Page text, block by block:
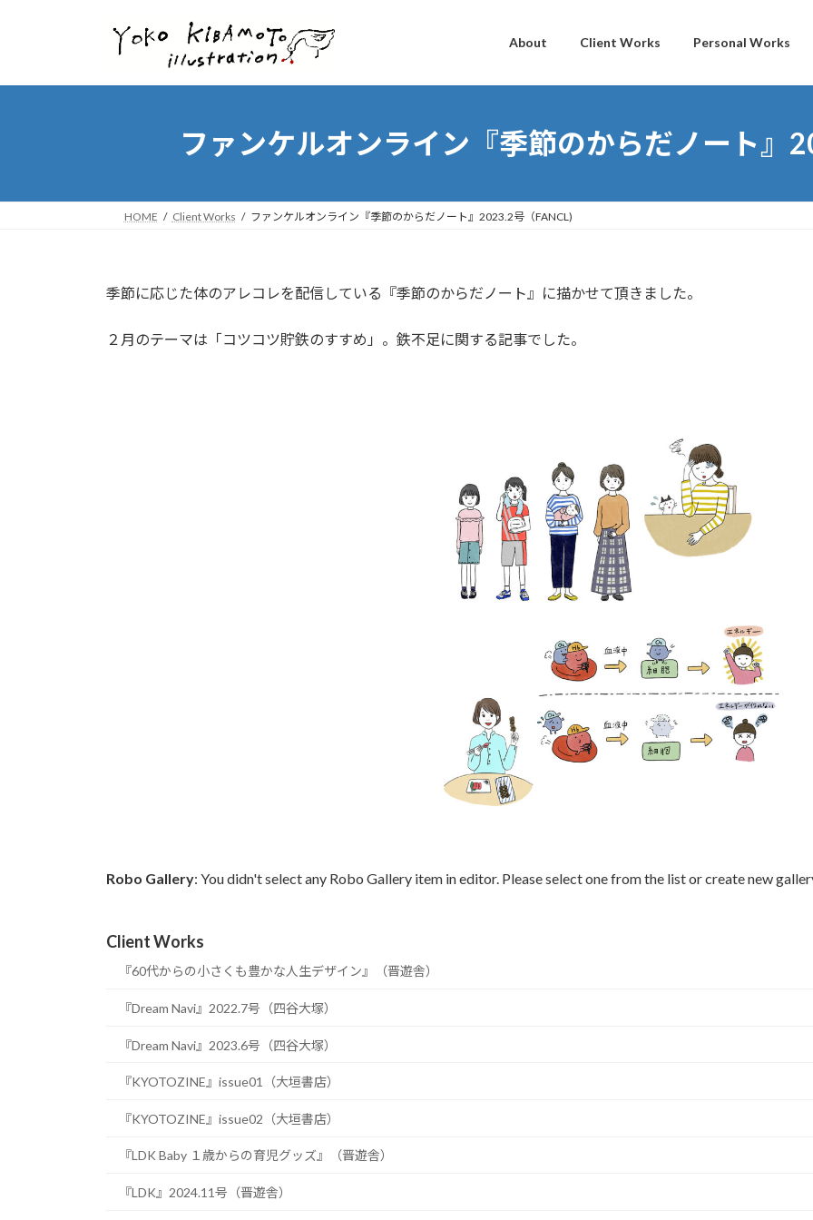
プ
動
About Client Works Personal Works
ファンケルオンライン『季節のからだノート』
HOME Client Works ファンケルオンライン『季節のからだノート』2023.2号（FANCL)
季節に応じた体のアレコレを配信している『季節のからだノート』に描かせて頂きました。
２月のテーマは「コツコツ貯鉄のすすめ」。鉄不足に関する記事でした。
Robo Gallery: You didn't select any Robo Gallery item in editor. Please select one from the list or create new
Client Works
『60代からの小さくも豊かな人生デザイン』（晋遊舎）
『Dream Navi』2022.7号（四谷大塚）
『Dream Navi』2023.6号（四谷大塚）
『KYOTOZINE』issue01（大垣書店）
『KYOTOZINE』issue02（大垣書店）
『LDK Baby １歳からの育児グッズ』（晋遊舎）
『LDK』2024.11号（晋遊舎）